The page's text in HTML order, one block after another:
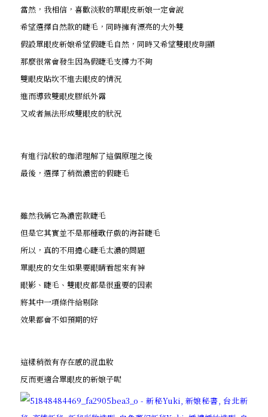
當然，我相信，喜歡淡妝的單眼皮新娘一定會說
希望選擇自然款的睫毛，同時擁有漂亮的大外雙
假設單眼皮新娘希望假睫毛自然，同時又希望雙眼皮明顯
那麼很常會發生因為假睫毛支撐力不夠
雙眼皮貼坎不進去眼皮的情況
進而導致雙眼皮膠紙外露
又或者無法形成雙眼皮的狀況
有進行試妝的珈涒理解了這個原理之後
最後，選擇了稍微濃密的假睫毛
雖然我稱它為濃密款睫毛
但是它其實並不是那種歌仔戲的海苔睫毛
所以，真的不用擔心睫毛太濃的問題
單眼皮的女生如果要眼睛看起來有神
眼影、睫毛、雙眼皮都是很重要的因素
將其中一項條件給剔除
效果都會不如預期的好
這樣稍微有存在感的混血妝
反而更適合單眼皮的新娘子呢